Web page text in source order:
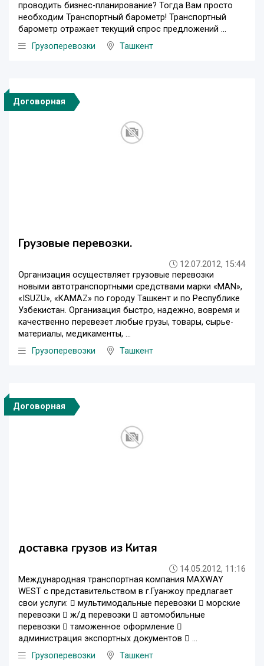
проводить бизнес-планирование? Тогда Вам просто
необходим Транспортный барометр! Транспортный
барометр отражает текущий спрос предложений ...
Грузоперевозки
Ташкент
Договорная
Грузовые перевозки.
12.07.2012, 15:44
Организация осуществляет грузовые перевозки
новыми автотранспортными средствами марки «MAN»,
«ISUZU», «КAMAZ» по городу Ташкент и по Республике
Узбекистан. Организация быстро, надежно, вовремя и
качественно перевезет любые грузы, товары, сырье-
материалы, медикаменты, ...
Грузоперевозки
Ташкент
Договорная
доставка грузов из Китая
14.05.2012, 11:16
Международная транспортная компания MAXWAY
WEST c представительством в г.Гуанжоу предлагает
свои услуги:  мультимодальные перевозки  морские
перевозки  ж/д перевозки  автомобильные
перевозки  таможенное оформление 
администрация экспортных документов  ...
Грузоперевозки
Ташкент